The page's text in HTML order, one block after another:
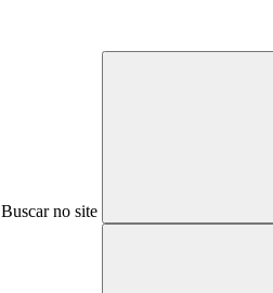
Buscar no site